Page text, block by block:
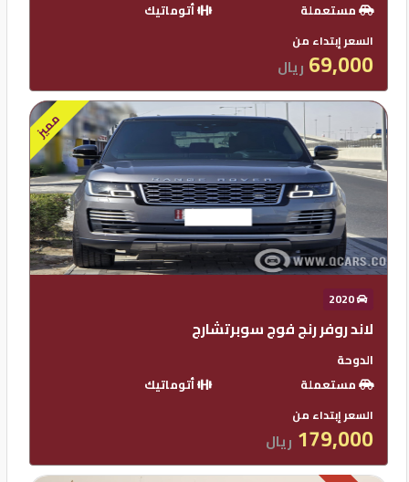
مستعملة
أتوماتيك
السعر إبتداء من
69,000 ريال
مميز
2020
لاند روفر رنج فوج سوبرتشارج
الدوحة
مستعملة
أتوماتيك
السعر إبتداء من
179,000 ريال